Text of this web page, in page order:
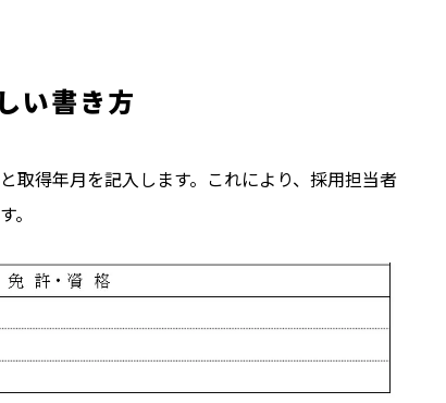
い書き方
取得年月を記入します。これにより、採用担当者
。